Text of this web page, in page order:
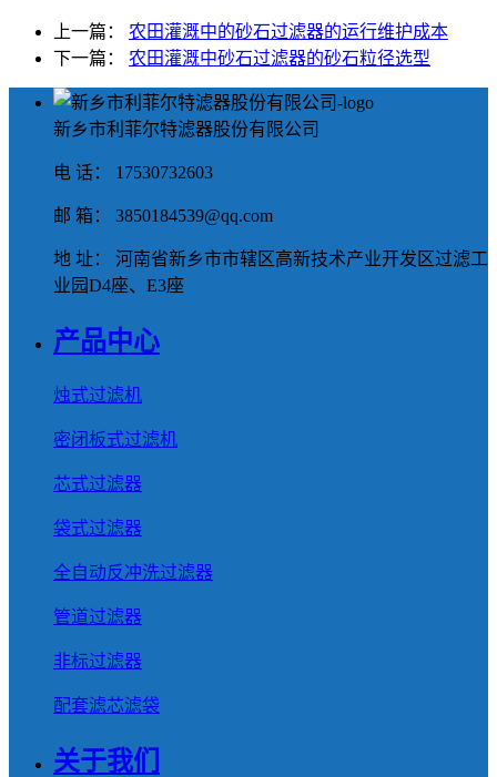
上一篇： 农田灌溉中的砂石过滤器的运行维护成本
下一篇： 农田灌溉中砂石过滤器的砂石粒径选型
新乡市利菲尔特滤器股份有限公司
电 话： 17530732603
邮 箱： 3850184539@qq.com
地 址： 河南省新乡市市辖区高新技术产业开发区过滤工
业园D4座、E3座
产品中心
烛式过滤机
密闭板式过滤机
芯式过滤器
袋式过滤器
全自动反冲洗过滤器
管道过滤器
非标过滤器
配套滤芯滤袋
关于我们